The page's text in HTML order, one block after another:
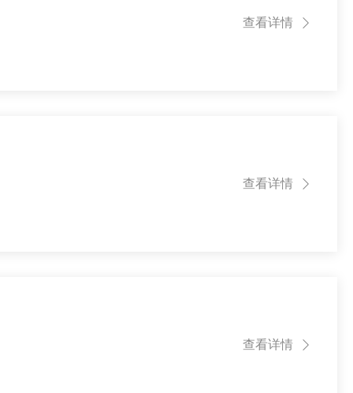
查看详情 
查看详情 
查看详情 